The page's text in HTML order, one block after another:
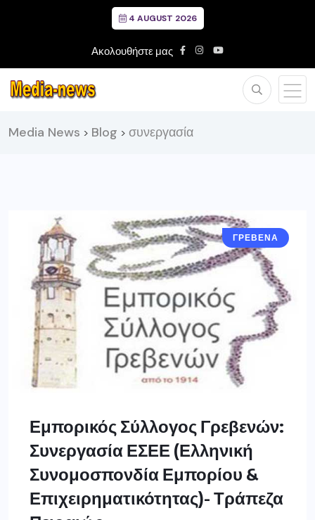
4 AUGUST 2026
Ακολουθήστε μας
Media News > Blog > συνεργασία
ΓΡΕΒΕΝΑ
Εμπορικός Σύλλογος Γρεβενών:
Συνεργασία ΕΣΕΕ (Ελληνική
Συνομοσπονδία Εμπορίου &
Επιχειρηματικότητας)- Τράπεζα